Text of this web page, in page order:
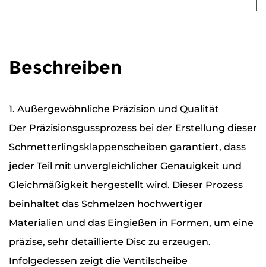
Beschreiben
1. Außergewöhnliche Präzision und Qualität
Der Präzisionsgussprozess bei der Erstellung dieser
Schmetterlingsklappenscheiben garantiert, dass
jeder Teil mit unvergleichlicher Genauigkeit und
Gleichmäßigkeit hergestellt wird. Dieser Prozess
beinhaltet das Schmelzen hochwertiger
Materialien und das Eingießen in Formen, um eine
präzise, ​​sehr detaillierte Disc zu erzeugen.
Infolgedessen zeigt die Ventilscheibe